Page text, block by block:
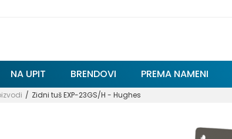
NA UPIT BRENDOVI PREMA NAMENI
Zidni tuš EXP-23GS/H - Hughes